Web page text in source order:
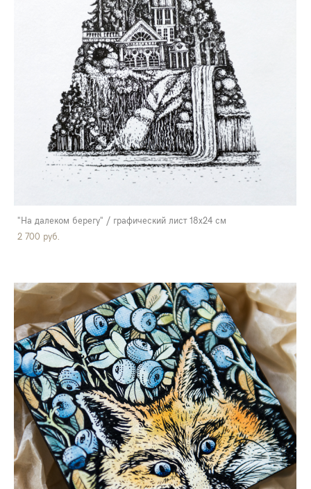
"На далеком берегу" / графический лист 18х24 см
2 700 pуб.